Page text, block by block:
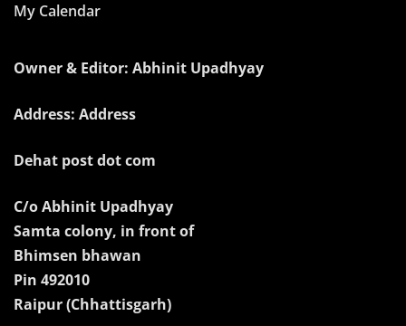
My Calendar
Owner & Editor: Abhinit Upadhyay
Address: Address
Dehat post dot com
C/o Abhinit Upadhyay
Samta colony, in front of
Bhimsen bhawan
Pin 492010
Raipur (Chhattisgarh)